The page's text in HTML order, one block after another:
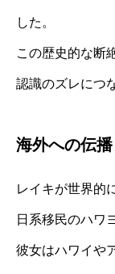
した。
この歴史的な断
認識のズレにつ
海外への伝
レイキが世界的
日系移民のハワ
彼女はハワイや